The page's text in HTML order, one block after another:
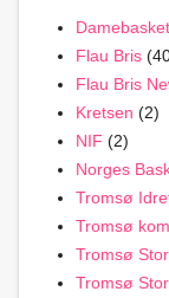
Damebasket
Flau Bris
Flau Bris
Kretsen (2)
NIF (2)
Norges
Tromsø
Tromsø
Tromsø
Tromsø